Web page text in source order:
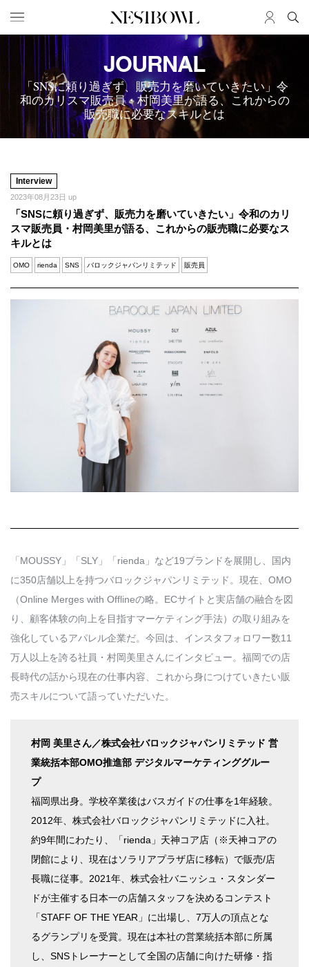
HOME JOB
求人検索
新着求人
ブランド一覧
インタビュー
エデュケーション
ニュース＆イベント
データ
コラボ実績案内
SERVICE MEMBER
会員登録
プライバシーポリシー
JOURNAL
「SNSに頼り過ぎず、販売力を磨いていきたい」令
和のカリスマ販売員・村岡美里が語る、これからの
販売職に必要なスキルとは
Interview
2023年08月23日 up
「SNSに頼り過ぎず、販売力を磨いていきたい」令和のカリ
スマ販売員・村岡美里が語る、これからの販売職に必要なス
キルとは
OMO rienda SNS バロックジャパンリミテッド 販売員
「MOUSSY」「SLY」「rienda」など19ブランドを展開し、国内
に350店舗以上を持つバロックジャパンリミテッド。現在、OMO
（Online Merges with Offlineの略。ECサイトと実店舗の融合を図
り、顧客体験の向上を目指すマーケティング手法）の取り組みを
強化しているアパレル企業だ。今回は、インスタフォロワー数11
万人以上を誇る社員・村岡美里さんにインタビュー。福岡での店
長時代の話から現在の仕事内容、これから身につけていきたい販
売スキルについて語っていただいた。
村岡 美里さん／株式会社バロックジャパンリミテッド 営
業統括本部OMO推進部 デジタルマーケティンググルー
プ
福岡県出身。学校卒業後はバスガイドの仕事を1年経験。
2012年、株式会社バロックジャパンリミテッドに入社。
約9年間にわたり、「rienda」天神コア店（※天神コアの
閉館により、現在はソラリアプラザ店に移転）で販売/店
長職に従事。2021年、株式会社バニッシュ・スタンダー
ドが主催する日本一の店舗スタッフを決めるコンテスト
「STAFF OF THE YEAR」に出場し、7万人の頂点とな
るグランプリを受賞。現在は本社の営業統括本部に所属
し、SNSトレーナーとして全国の店舗に向けた研修・指